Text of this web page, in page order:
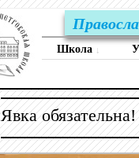
Школа ↓
Явка